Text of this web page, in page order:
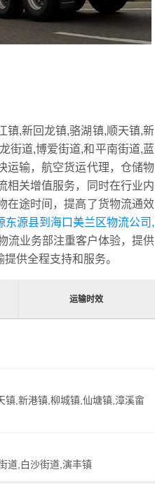
镇,新回龙镇,骆湖镇,顺天镇,新
街道,博爱街道,和平南街道,蓝
运输，航空货运代理，仓储物
相关增值服务，同时在行业内
在途时间，提高了货物流通效
东源县到海口美兰区物流公司,
流业务部注重客户体验，提供
供全程支持和服务。
运输时效
镇,新港镇,柳城镇,仙塘镇,漳溪畲
道,白沙街道,演丰镇